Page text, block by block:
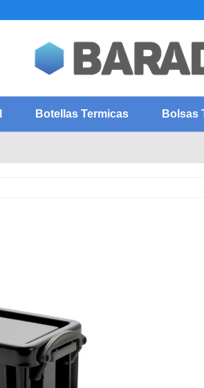
Botellas Termicas Bolsas